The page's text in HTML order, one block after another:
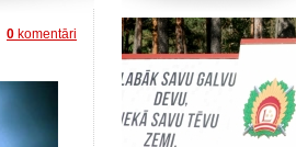
0 komentāri